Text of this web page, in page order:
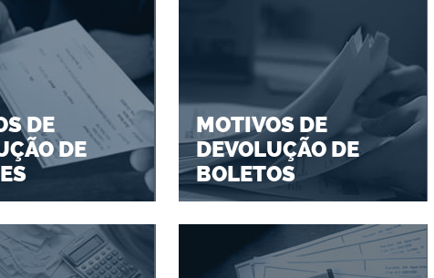
DE
DE
MOTIVOS DE
DEVOLUÇÃO DE
BOLETOS